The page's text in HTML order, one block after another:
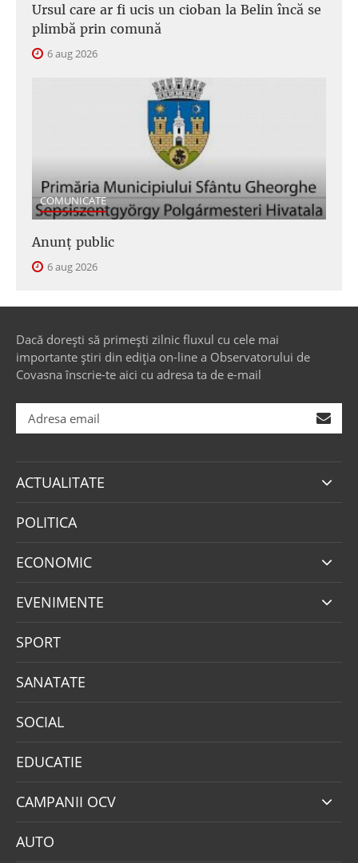
Ursul care ar fi ucis un cioban la Belin încă se
plimbă prin comună
6 aug 2026
COMUNICATE
Anunţ public
6 aug 2026
Dacă dorești să primești zilnic fluxul cu cele mai
importante știri din ediția on-line a Observatorului de
Covasna înscrie-te aici cu adresa ta de e-mail
ACTUALITATE
POLITICA
ECONOMIC
EVENIMENTE
SPORT
SANATATE
SOCIAL
EDUCATIE
CAMPANII OCV
AUTO